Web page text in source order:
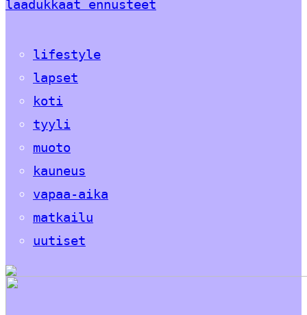
laadukkaat ennusteet
lifestyle
lapset
koti
tyyli
muoto
kauneus
vapaa-aika
matkailu
uutiset